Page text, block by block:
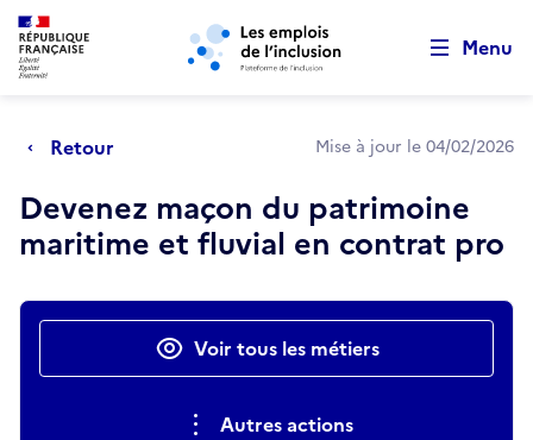
Aller au menu principal Aller au contenu principal
Menu
Retour Mise à jour le 04/02/2026
Devenez maçon du patrimoine
maritime et fluvial en contrat pro
Actions rapidesVoir tous les métiers
Autres actions
Retour au début de la page
Panneau de gestion des cookies